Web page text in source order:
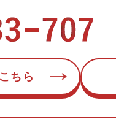
ちら